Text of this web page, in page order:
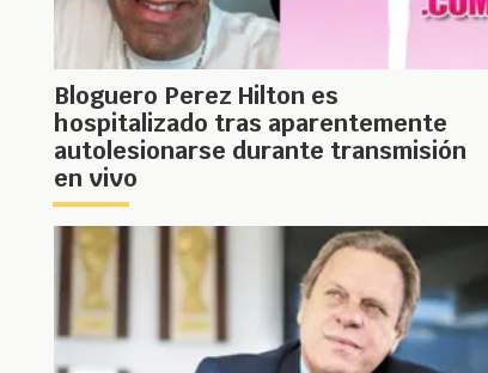
Bloguero Perez Hilton es
hospitalizado tras aparentemente
autolesionarse durante transmisión
en vivo